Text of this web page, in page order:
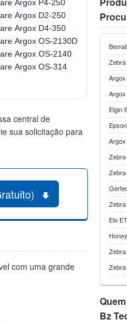
Elgin
Zebra
Elo
Bz
Argox P4-250
Argox D2-250
Argox D4-350
Argox OS-2130D
Argox OS-2140
Argox OS-314
central de
sua solicitação para
com uma grande